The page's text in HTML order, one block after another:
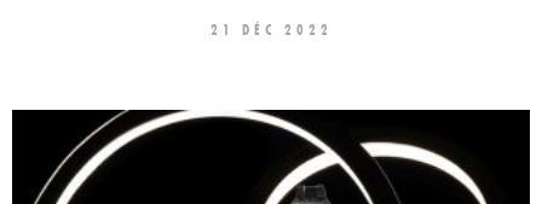
21 DÉC 2022